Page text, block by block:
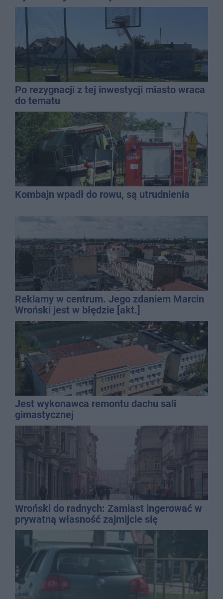
Po rezygnacji z tej inwestycji miasto wraca
do tematu
Kombajn wpadł do rowu, są utrudnienia
Reklamy w centrum. Jego zdaniem Marcin
Wroński jest w błędzie [akt.]
Jest wykonawca remontu dachu sali
gimastycznej
Wroński do radnych: Zamiast ingerować w
prywatną własność zajmijcie się
gospodarką